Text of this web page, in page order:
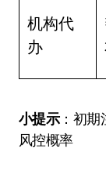
机构代
办
小提示：初期
风控概率